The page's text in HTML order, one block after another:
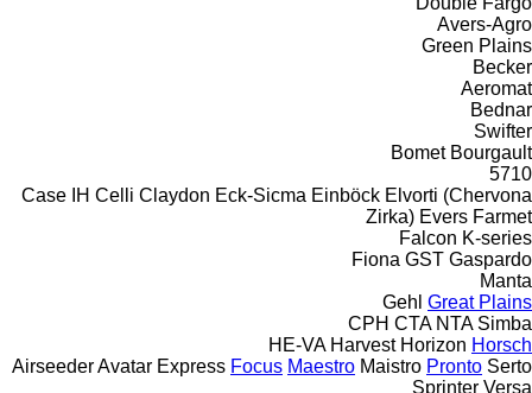
Avers-Agro
Green Plains
Becker
Aeromat
Bednar
Swifter
Bomet Bourgault
5710
Case IH Celli Claydon Eck-Sicma Einböck Elvorti (Chervona
Zirka) Evers Farmet
Falcon K-series
Fiona GST Gaspardo
Manta
Gehl Great Plains
CPH CTA NTA Simba
HE-VA Harvest Horizon Horsch
AirseederAvatar Express Focus Maestro Maistro Pronto Serto
Sprinter Versa